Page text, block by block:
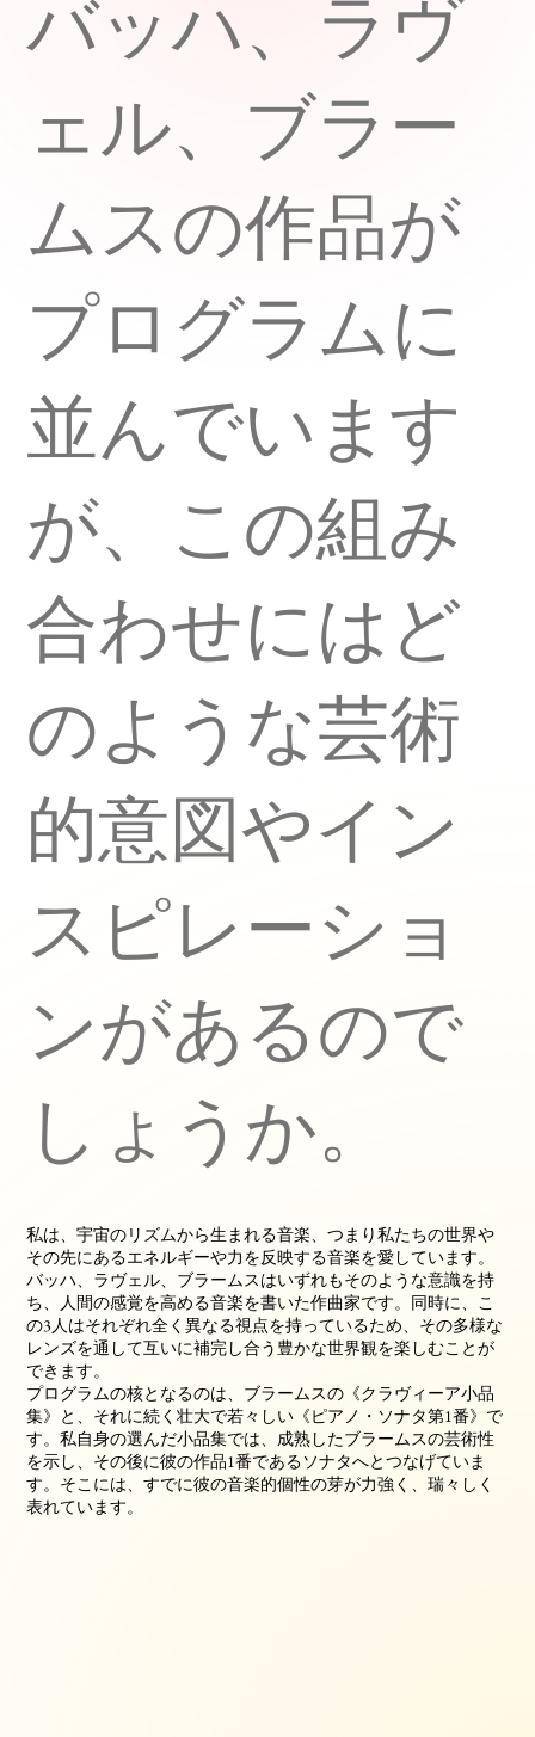
バッハ、ラヴ
ェル、ブラー
ムスの作品が
プログラムに
並んでいます
が、この組み
合わせにはど
のような芸術
的意図やイン
スピレーショ
ンがあるので
しょうか。
私は、宇宙のリズムから生まれる音楽、つまり私たちの世界や
その先にあるエネルギーや力を反映する音楽を愛しています。
バッハ、ラヴェル、ブラームスはいずれもそのような意識を持
ち、人間の感覚を高める音楽を書いた作曲家です。同時に、こ
の3人はそれぞれ全く異なる視点を持っているため、その多様な
レンズを通して互いに補完し合う豊かな世界観を楽しむことが
できます。
プログラムの核となるのは、ブラームスの《クラヴィーア小品
集》と、それに続く壮大で若々しい《ピアノ・ソナタ第1番》で
す。私自身の選んだ小品集では、成熟したブラームスの芸術性
を示し、その後に彼の作品1番であるソナタへとつなげていま
す。そこには、すでに彼の音楽的個性の芽が力強く、瑞々しく
表れています。